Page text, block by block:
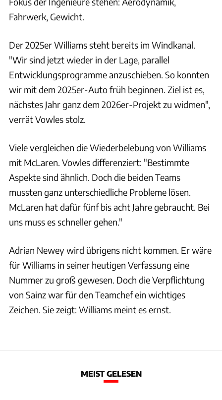
Fahrwerk, Gewicht.
Der 2025er Williams steht bereits im Windkanal.
"Wir sind jetzt wieder in der Lage, parallel
Entwicklungsprogramme anzuschieben. So konnten
wir mit dem 2025er-Auto früh beginnen. Ziel ist es,
nächstes Jahr ganz dem 2026er-Projekt zu widmen",
verrät Vowles stolz.
Viele vergleichen die Wiederbelebung von Williams
mit McLaren. Vowles differenziert: "Bestimmte
Aspekte sind ähnlich. Doch die beiden Teams
mussten ganz unterschiedliche Probleme lösen.
McLaren hat dafür fünf bis acht Jahre gebraucht. Bei
uns muss es schneller gehen."
Adrian Newey wird übrigens nicht kommen. Er wäre
für Williams in seiner heutigen Verfassung eine
Nummer zu groß gewesen. Doch die Verpflichtung
von Sainz war für den Teamchef ein wichtiges
Zeichen. Sie zeigt: Williams meint es ernst.
MEIST GELESEN